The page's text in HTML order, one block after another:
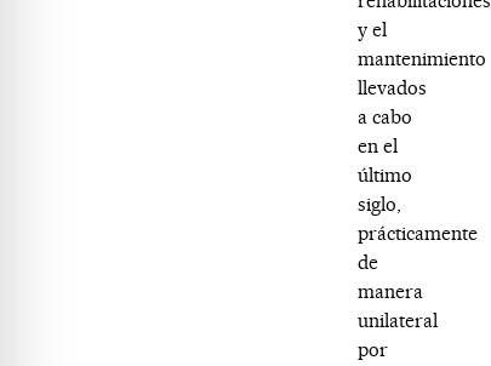
y el
mantenimiento
llevados
a cabo
en el
último
siglo,
prácticamente
de
manera
unilateral
por